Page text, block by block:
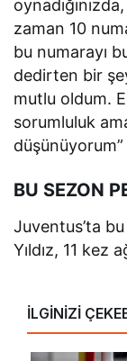
zaman 10
bu numarayı
dedirten bir
mutlu oldum.
sorumluluk
BU SEZON
Juventus’ta
Yıldız, 11 kez